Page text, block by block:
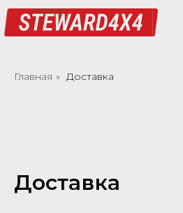
Главная » Доставка
Доставка